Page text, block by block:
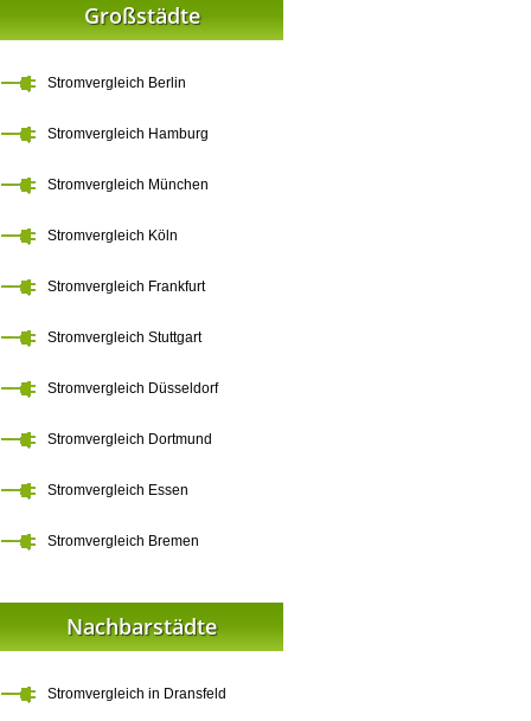
Großstädte
Stromvergleich Berlin
Stromvergleich Hamburg
Stromvergleich München
Stromvergleich Köln
Stromvergleich Frankfurt
Stromvergleich Stuttgart
Stromvergleich Düsseldorf
Stromvergleich Dortmund
Stromvergleich Essen
Stromvergleich Bremen
Nachbarstädte
Stromvergleich in Dransfeld